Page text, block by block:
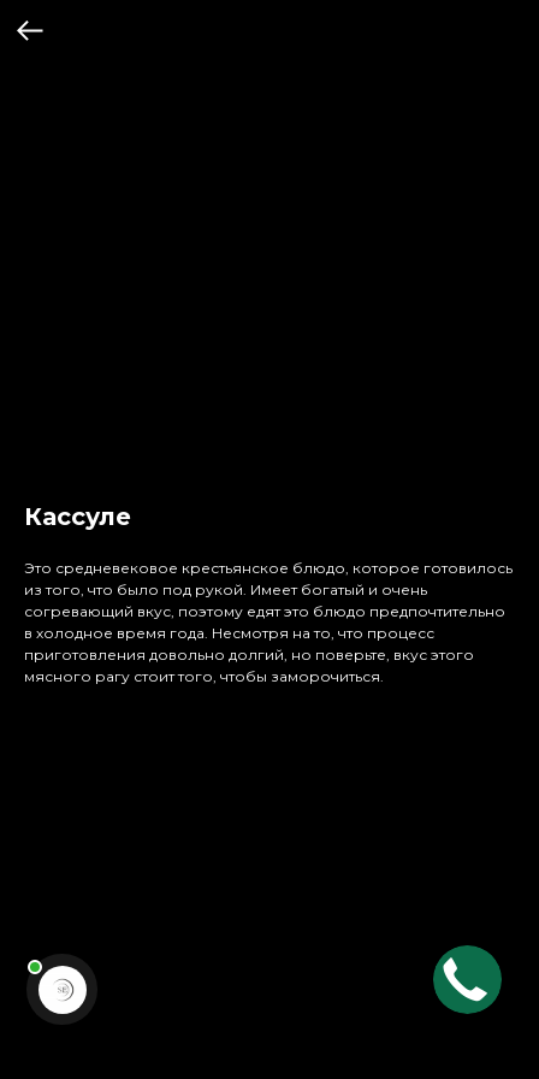
Кассуле
Это средневековое крестьянское блюдо, которое готовилось
из того, что было под рукой. Имеет богатый и очень
согревающий вкус, поэтому едят это блюдо предпочтительно
в холодное время года. Несмотря на то, что процесс
приготовления довольно долгий, но поверьте, вкус этого
мясного рагу стоит того, чтобы заморочиться.